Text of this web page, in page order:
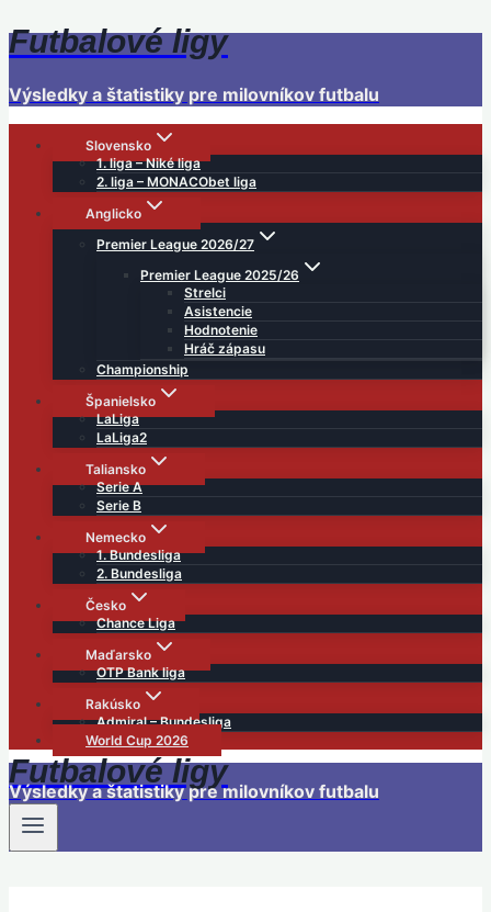
Skip
to
Futbalové ligy
Výsledky a štatistiky pre milovníkov futbalu
Slovensko
1. liga – Niké liga
2. liga – MONACObet liga
Anglicko
Premier League 2026/27
Premier League 2025/26
Strelci
Asistencie
Hodnotenie
Hráč zápasu
Championship
Španielsko
LaLiga
LaLiga2
Taliansko
Serie A
Serie B
Nemecko
1. Bundesliga
2. Bundesliga
Česko
Chance Liga
Maďarsko
OTP Bank liga
Rakúsko
Admiral – Bundesliga
World Cup 2026
Futbalové ligy
Výsledky a štatistiky pre milovníkov futbalu